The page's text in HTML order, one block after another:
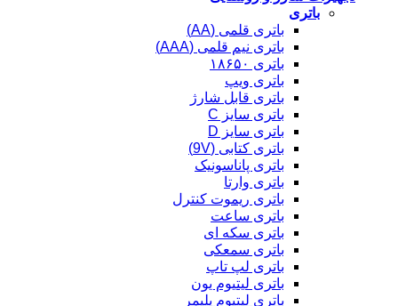
باتری
باتری قلمی (AA)
باتری نیم قلمی (AAA)
باتری ۱۸۶۵۰
باتری ویپ
باتری قابل شارژ
باتری سایز C
باتری سایز D
باتری کتابی (9V)
باتری پاناسونیک
باتری وارتا
باتری ریموت کنترل
باتری ساعت
باتری سکه ای
باتری سمعکی
باتری لپ تاپ
باتری لیتیوم یون
باتری لیتیوم پلیمر